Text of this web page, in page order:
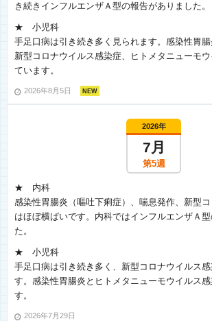
き続きインフルエンザＡ型の報告がありました。
★ 小児科
手足口病は引き続き多く見られます。感染性胃腸
新型コロナウイルス感染症、ヒトメタニューモ
ています。
2026年8月5日 NEW
2026年
7月
第5週
★ 内科
感染性胃腸炎（嘔吐下痢症）、喘息発作、新型
はほぼ横ばいです。内科ではインフルエンザＡ
た。
★ 小児科
手足口病は引き続き多く、新型コロナウイルス
す。感染性胃腸炎とヒトメタニューモウイルス
す。
2026年7月29日